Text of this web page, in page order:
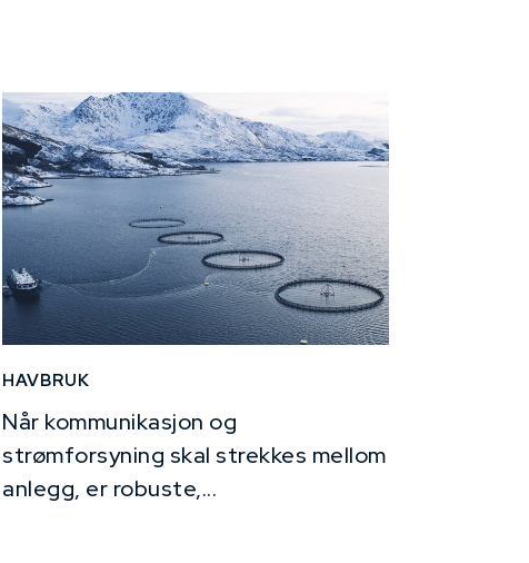
HAVBRUK
Når kommunikasjon og
strømforsyning skal strekkes mellom
anlegg, er robuste,...